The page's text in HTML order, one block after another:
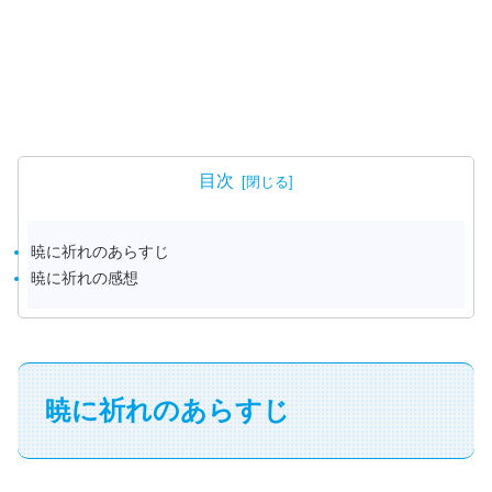
目次
暁に祈れのあらすじ
暁に祈れの感想
暁に祈れのあらすじ